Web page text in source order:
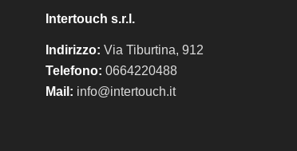
Intertouch s.r.l.
Indirizzo: Via Tiburtina, 912
Telefono: 0664220488
Mail: info@intertouch.it